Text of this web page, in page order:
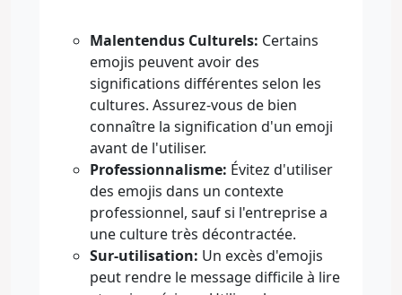
Malentendus Culturels: Certains
emojis peuvent avoir des
significations différentes selon les
cultures. Assurez-vous de bien
connaître la signification d'un emoji
avant de l'utiliser.
Professionnalisme: Évitez d'utiliser
des emojis dans un contexte
professionnel, sauf si l'entreprise a
une culture très décontractée.
Sur-utilisation: Un excès d'emojis
peut rendre le message difficile à lire